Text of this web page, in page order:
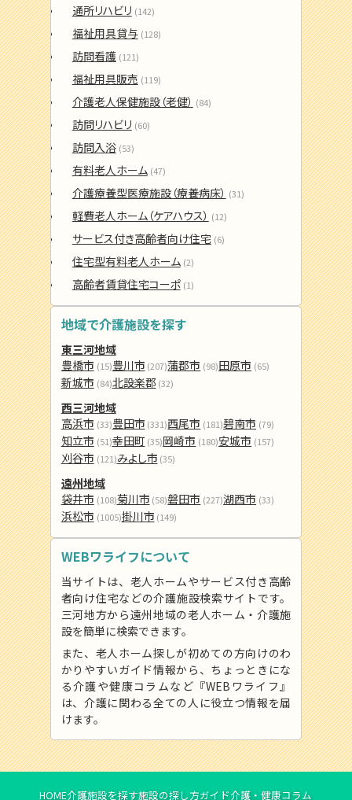
通所リハビリ (142)
福祉用具貸与 (128)
訪問看護 (121)
福祉用具販売 (119)
介護老人保健施設（老健） (84)
訪問リハビリ (60)
訪問入浴 (53)
有料老人ホーム (47)
介護療養型医療施設（療養病床） (31)
軽費老人ホーム（ケアハウス） (12)
サービス付き高齢者向け住宅 (6)
住宅型有料老人ホーム (2)
高齢者賃貸住宅コーポ (1)
地域で介護施設を探す
東三河地域
豊橋市 (15)豊川市 (207)蒲郡市 (98)田原市 (65)
新城市 (84)北設楽郡 (32)
西三河地域
高浜市 (33)豊田市 (331)西尾市 (181)碧南市 (79)
知立市 (51)幸田町 (35)岡崎市 (180)安城市 (157)
刈谷市 (121)みよし市 (35)
遠州地域
袋井市 (108)菊川市 (58)磐田市 (227)湖西市 (33)
浜松市 (1005)掛川市 (149)
WEBワライフについて
当サイトは、老人ホームやサービス付き高齢
者向け住宅などの介護施設検索サイトです。
三河地方から遠州地域の老人ホーム・介護施
設を簡単に検索できます。
また、老人ホーム探しが初めての方向けのわ
かりやすいガイド情報から、ちょっときにな
る介護や健康コラムなど『WEBワライフ』
は、介護に関わる全ての人に役立つ情報を届
けます。
HOME介護施設を探す施設の探し方ガイド介護・健康コラム